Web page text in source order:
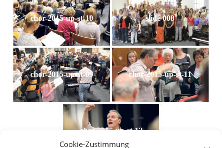
Cookie-Zustimmung
chor-2015-up-st-10 slide 008
chor-2015-up-st-09 chor-2015-up-st-11
chor-2015-up-st-12